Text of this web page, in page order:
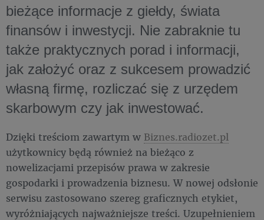
bieżące informacje z giełdy, świata
finansów i inwestycji. Nie zabraknie tu
także praktycznych porad i informacji,
jak założyć oraz z sukcesem prowadzić
własną firmę, rozliczać się z urzędem
skarbowym czy jak inwestować.
Dzięki treściom zawartym w Biznes.radiozet.pl
użytkownicy będą również na bieżąco z
nowelizacjami przepisów prawa w zakresie
gospodarki i prowadzenia biznesu. W nowej odsłonie
serwisu zastosowano szereg graficznych etykiet,
wyróżniających najważniejsze treści. Uzupełnieniem